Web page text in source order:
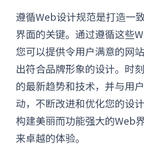
遵循Web设计规范是打造一
界面的关键。通过遵循这些
您可以提供令用户满意的网
出符合品牌形象的设计。时
的最新趋势和技术，并与用
动，不断改进和优化您的设
构建美丽而功能强大的Web
来卓越的体验。